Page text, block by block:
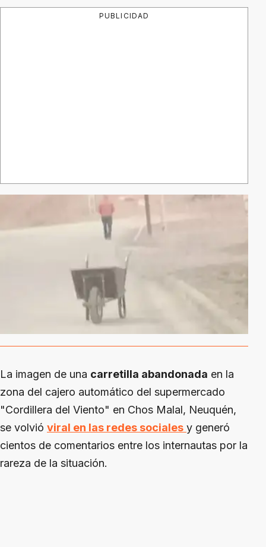
PUBLICIDAD
La imagen de una carretilla abandonada en la
zona del cajero automático del supermercado
"Cordillera del Viento" en Chos Malal, Neuquén,
se volvió viral en las redes sociales y generó
cientos de comentarios entre los internautas por la
rareza de la situación.